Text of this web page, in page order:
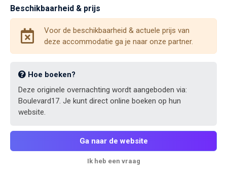
Beschikbaarheid & prijs
Voor de beschikbaarheid & actuele prijs van
deze accommodatie ga je naar onze partner.
Hoe boeken?
Deze originele overnachting wordt aangeboden via:
Boulevard17. Je kunt direct online boeken op hun
website.
Ga naar de website
Ik heb een vraag